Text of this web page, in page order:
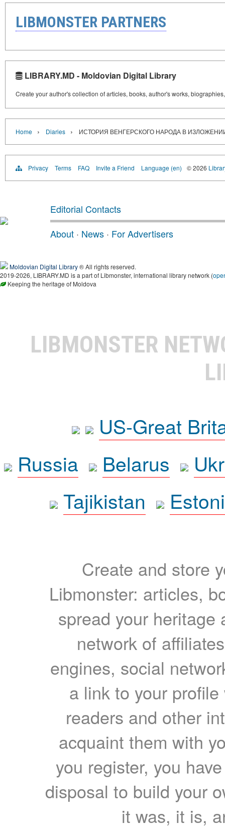
LIBMONSTER PARTNERS
LIBRARY.MD - Moldovian Digital Library
Create your author's collection of articles, books, author's works,
Home › Diaries › ИСТОРИЯ ВЕНГЕРСКОГО НАРОДА В
Privacy Terms FAQ Invite a Friend Language (en) © 2026
Editorial Contacts
About · News · For Advertisers
Moldovian Digital Library® All rights reserved.
2019-2026, LIBRARY.MD is a part of Libmonster, international library network (
Keeping the heritage of Moldova
LIBMONSTER
US-Great
Russia
Belarus
Tajikistan
Create and store
Libmonster: articles,
spread your heritage
network of
engines, social
a link to your
readers and other
acquaint them with
you register, you
disposal to build your
it was, it is,